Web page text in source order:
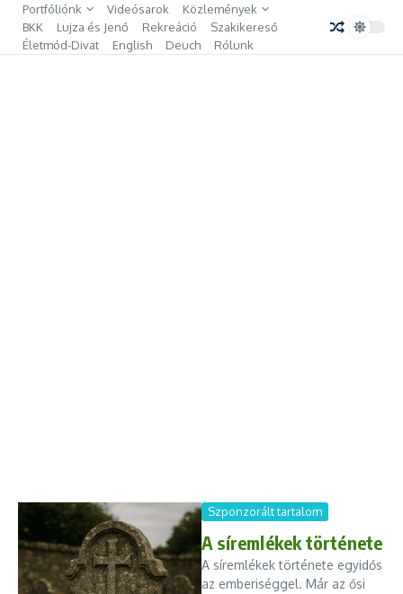
Ugrás a tartalomhoz
Portfóliónk Videósarok
Közlemények
BKK
Lujza és Jenő Rekreáció
Szakikereső
Életmód-Divat
English Deuch Rólunk
Szponzorált tartalom
A síremlékek története
A síremlékek története egyidős
az emberiséggel. Már az ősi